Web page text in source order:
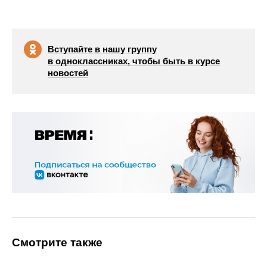
Вступайте в нашу группу
в одноклассниках, чтобы быть в курсе
новостей
Смотрите также